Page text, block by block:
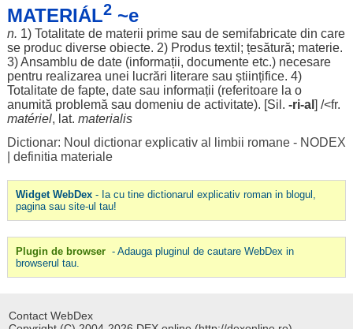
MATERIÁL2~e
n. 1) Totalitatede materii primesau de semifabricatedin care
se produc diverse obiecte. 2) Produs textil ; țesătură; materie.
3)Ansamblu de date(informații, documenteetc.) necesare
pentru realizarea unei lucrări literaresau științifice. 4)
Totalitatede fapte, datesau informații (referitoarela o
anumită problemă sau domeniu de activitate). [Sil. -ri-al ] /<fr.
matériel, lat. materialis
Dictionar: Noul dictionar explicativ al limbii romane - NODEX
definitia materiale
Widget WebDex- Ia cu tine dictionarul explicativ roman in blogul,
pagina sau site-ul tau!
Plugin de browser - Adauga pluginul de cautare WebDex in
browserul tau.
Contact WebDex